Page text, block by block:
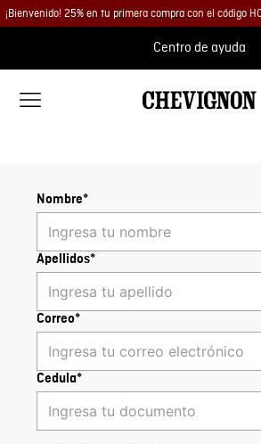
¡Bienvenido! 25% en tu primera compra con el código
Centro de ayuda
Nombre*
Apellidos*
Correo*
Cedula*